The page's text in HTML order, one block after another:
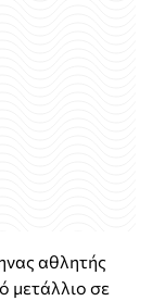
αθλητής
μετάλλιο σε